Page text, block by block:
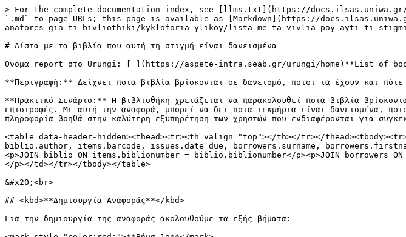
> For the complete documentation index, see [llms.txt](https://
`.md` to page URLs; this page is available as [Markdown](https://
anafores-gia-ti-bivliothiki/kykloforia-ylikoy/lista-me-ta-vivlia-poy-ayti-ti-stigmi-
# Λίστα με τα βιβλία που αυτή τη στιγμή είναι δανεισμένα
Όνομα report στο Urungi: [ ](https://aspete-intra.seab.gr/urungi/home)**List of
**Περιγραφή:** Δείχνει ποια βιβλία βρίσκονται σε δανεισμό, ποιοι τα έχουν και πότε
**Πρακτικό Σενάριο:** Η βιβλιοθήκη χρειάζεται να παρακολουθεί ποια βιβλία
επιστροφές. Με αυτή την αναφορά, μπορεί να δει ποια τεκμήρια είναι δανεισμένα,
πληροφορία βοηθά στην καλύτερη εξυπηρέτηση των χρηστών που ενδιαφέρονται για
<table data-header-hidden><thead><tr><th valign="top"></th></tr></
biblio.author, items.barcode, issues.date_due, borrowers.surname,
<p>JOIN biblio ON items.biblionumber = biblio.biblionumber</p><p>JOIN borrowers ON
</p></td></tr></tbody></table>
&#x20;<br>
## <kbd>**Δημιουργία Αναφοράς**</kbd>
Για την δημιουργία της αναφοράς ακολουθούμε τα εξής βήματα: